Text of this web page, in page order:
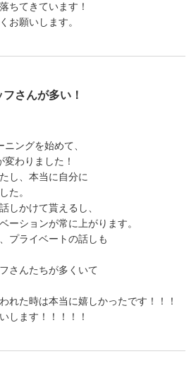
ちてきています！
お願いします。
さんが多い！
ングを始めて、
わりました！
し、本当に自分に
た。
しかけて貰えるし、
ーションが常に上がります。
プライベートの話しも
さんたちが多くいて
れた時は本当に嬉しかったです！！！
します！！！！！